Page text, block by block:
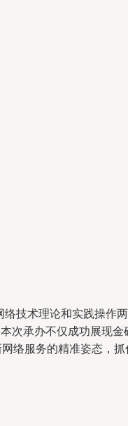
技术理论和实践操作
次承办不仅成功展现金
络服务的精准姿态，抓